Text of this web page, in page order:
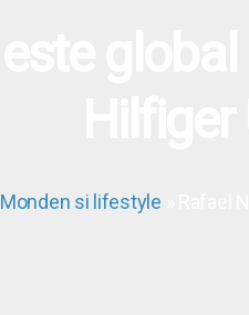
Monden si lifestyle